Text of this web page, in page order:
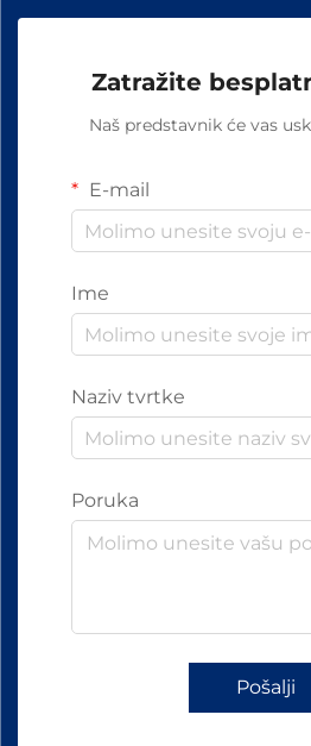
Zatražite
Naš predstavnik će vas
E-mail
Ime
Naziv tvrtke
Poruka
Pošalji